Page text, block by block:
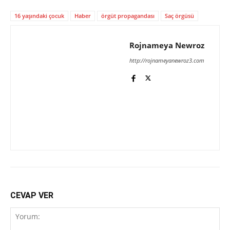
16 yaşındaki çocuk Haber örgüt propagandası Saç örgüsü
Rojnameya Newroz
http://rojnameyanewroz3.com
CEVAP VER